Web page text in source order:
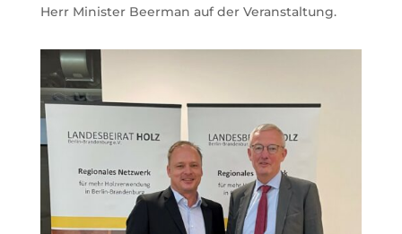
Herr Minister Beerman auf der Veranstaltung.